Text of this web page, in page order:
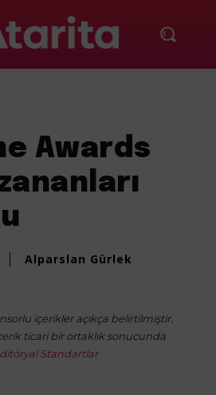
Awards
Alparslan Gürlek
içerikler açıkça belirtilmiştir.
ticari bir ortaklık sonucunda
Standartlar